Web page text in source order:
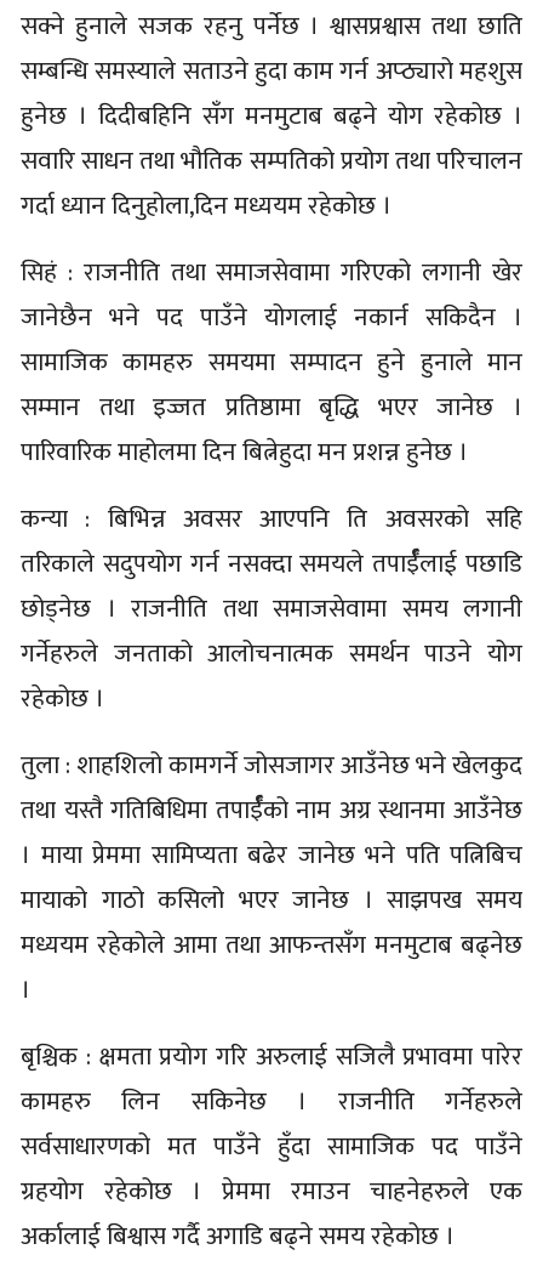
सक्ने हुनाले सजक रहनु पर्नेछ । श्वासप्रश्वास तथा छाति
सम्बन्धि समस्याले सताउने हुदा काम गर्न अप्ठ्यारो महशुस
हुनेछ । दिदीबहिनि सँग मनमुटाब बढ्ने योग रहेकोछ ।
सवारि साधन तथा भौतिक सम्पतिको प्रयोग तथा परिचालन
गर्दा ध्यान दिनुहोला,दिन मध्ययम रहेकोछ ।
सिहं : राजनीति तथा समाजसेवामा गरिएको लगानी खेर
जानेछैन भने पद पाउँने योगलाई नकार्न सकिदैन ।
सामाजिक कामहरु समयमा सम्पादन हुने हुनाले मान
सम्मान तथा इज्जत प्रतिष्ठामा बृद्धि भएर जानेछ ।
पारिवारिक माहोलमा दिन बित्नेहुदा मन प्रशन्न हुनेछ ।
कन्या : बिभिन्न अवसर आएपनि ति अवसरको सहि
तरिकाले सदुपयोग गर्न नसक्दा समयले तपार्ईँलाई पछाडि
छोड्नेछ । राजनीति तथा समाजसेवामा समय लगानी
गर्नेहरुले जनताको आलोचनात्मक समर्थन पाउने योग
रहेकोछ ।
तुला : शाहशिलो कामगर्ने जोसजागर आउँनेछ भने खेलकुद
तथा यस्तै गतिबिधिमा तपार्ईँको नाम अग्र स्थानमा आउँनेछ
। माया प्रेममा सामिप्यता बढेर जानेछ भने पति पत्निबिच
मायाको गाठो कसिलो भएर जानेछ । साझपख समय
मध्ययम रहेकोले आमा तथा आफन्तसँग मनमुटाब बढ्नेछ
।
बृश्चिक : क्षमता प्रयोग गरि अरुलाई सजिलै प्रभावमा पारेर
कामहरु लिन सकिनेछ । राजनीति गर्नेहरुले
सर्वसाधारणको मत पाउँने हुँदा सामाजिक पद पाउँने
ग्रहयोग रहेकोछ । प्रेममा रमाउन चाहनेहरुले एक
अर्कालाई बिश्वास गर्दै अगाडि बढ्ने समय रहेकोछ ।